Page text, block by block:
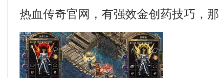
热血传奇官网，有强效金创药技巧，